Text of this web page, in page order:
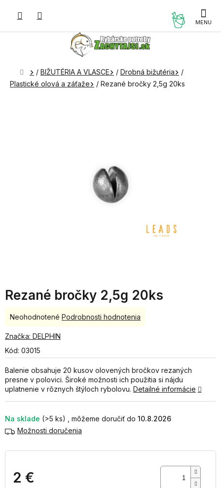
Domov
/ BIŽUTÉRIA A VLASCE / Drobná bižutéria
/
Plastické olová a záťaže
/ Rezané bročky 2,5g 20ks
Rezané bročky 2,5g 20ks
Kód: 03015
Na sklade (>5 ks)
10.8.2026
Možnosti doručenia
2 €
Balenie obsahuje 20 kusov olovených bročkov rezaných
presne v polovici. Široké možnosti ich použitia si nájdu
uplatnenie v rôznych štýloch rybolovu. Detailné informácie
Priemerné
produktu
0,0
5
hviezdičiek.
Neohodnotené Podrobnosti hodnotenia
Značka: DELPHIN